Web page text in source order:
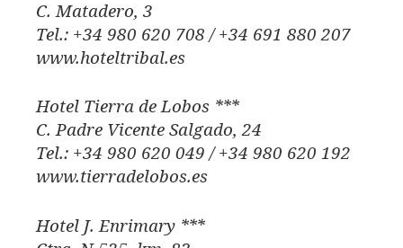
C. Matadero, 3
Tel.: +34 980 620 708 / +34 691 880 207
www.hoteltribal.es
Hotel Tierra de Lobos ***
C. Padre Vicente Salgado, 24
Tel.: +34 980 620 049 / +34 980 620 192
www.tierradelobos.es
Hotel J. Enrimary ***